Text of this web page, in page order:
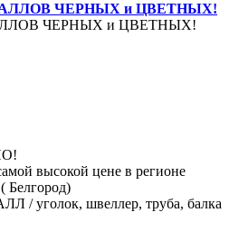
ЧЕРНЫХ и ЦВЕТНЫХ!
ЧЕРНЫХ и ЦВЕТНЫХ!
высокой цене в регионе
швеллер, труба, балка